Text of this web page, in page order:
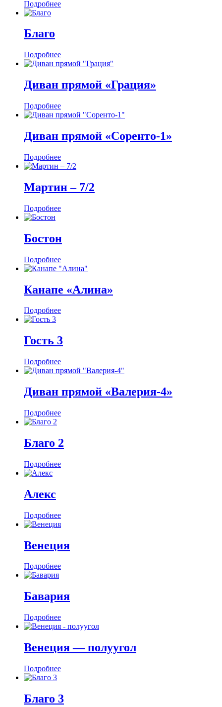
Подробнее
Благо
Подробнее
Диван прямой «Грация»
Подробнее
Диван прямой «Соренто-1»
Подробнее
Мартин ‒ 7/2
Подробнее
Бостон
Подробнее
Канапе «Алина»
Подробнее
Гость 3
Подробнее
Диван прямой «Валерия-4»
Подробнее
Благо 2
Подробнее
Алекс
Подробнее
Венеция
Подробнее
Бавария
Подробнее
Венеция — полуугол
Подробнее
Благо 3